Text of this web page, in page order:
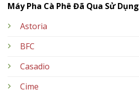
Máy Pha Cà Phê Đã Qua Sử Dụng
Astoria
BFC
Casadio
Cime